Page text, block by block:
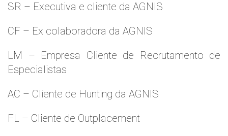
SR – Executiva e cliente da AGNIS
CF – Ex colaboradora da AGNIS
LM – Empresa Cliente de Recrutamento de
Especialistas
AC – Cliente de Hunting da AGNIS
FL – Cliente de Outplacement